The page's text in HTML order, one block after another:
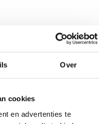
Over
cookies
en advertenties te
met de PRINTmatters